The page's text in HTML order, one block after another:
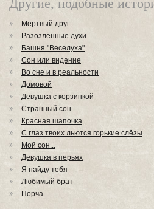
Мертвый друг
Разозлённые духи
Башня "Веселуха"
Сон или видение
Во сне и в реальности
Домовой
Девушка с корзинкой
Странный сон
Красная шапочка
С глаз твоих льются горькие слёзы
Мой сон...
Девушка в перьях
Я найду тебя
Любимый брат
Порча